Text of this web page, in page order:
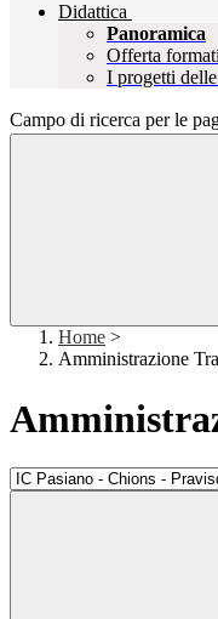
Didattica
Panoramica
Offerta
I progetti
Campo di ricerca per le
Home >
Amministrazione